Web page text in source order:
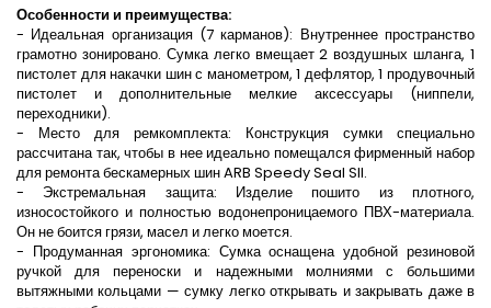
Особенности и преимущества:
- Идеальная организация (7 карманов): Внутреннее пространство
грамотно зонировано. Сумка легко вмещает 2 воздушных шланга, 1
пистолет для накачки шин с манометром, 1 дефлятор, 1 продувочный
пистолет и дополнительные мелкие аксессуары (ниппели,
переходники).
- Место для ремкомплекта: Конструкция сумки специально
рассчитана так, чтобы в нее идеально помещался фирменный набор
для ремонта бескамерных шин ARB Speedy Seal SII.
- Экстремальная защита: Изделие пошито из плотного,
износостойкого и полностью водонепроницаемого ПВХ-материала.
Он не боится грязи, масел и легко моется.
- Продуманная эргономика: Сумка оснащена удобной резиновой
ручкой для переноски и надежными молниями с большими
вытяжными кольцами — сумку легко открывать и закрывать даже в